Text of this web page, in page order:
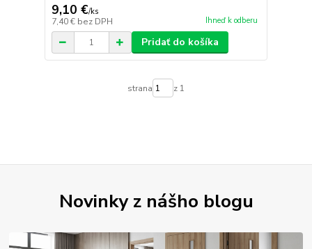
9,10 €/ks
7,40 € bez DPH Ihneď k odberu
Pridať do košíka
strana z 1
Novinky z nášho blogu